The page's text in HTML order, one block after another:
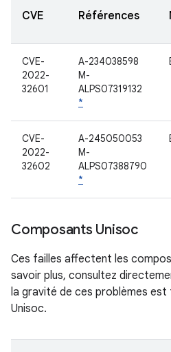
CVE Références
CVE-
2022-
32601
A-234038598
M-
ALPS07319132
*
CVE-
2022-
32602
A-245050053
M-
ALPS07388790
*
Composants Unisoc
Ces failles affectent les
savoir plus, consultez
la gravité de ces problèmes
Unisoc.